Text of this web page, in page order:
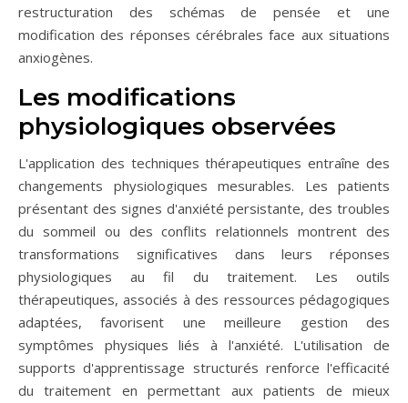
restructuration des schémas de pensée et une
modification des réponses cérébrales face aux situations
anxiogènes.
Les modifications
physiologiques observées
L'application des techniques thérapeutiques entraîne des
changements physiologiques mesurables. Les patients
présentant des signes d'anxiété persistante, des troubles
du sommeil ou des conflits relationnels montrent des
transformations significatives dans leurs réponses
physiologiques au fil du traitement. Les outils
thérapeutiques, associés à des ressources pédagogiques
adaptées, favorisent une meilleure gestion des
symptômes physiques liés à l'anxiété. L'utilisation de
supports d'apprentissage structurés renforce l'efficacité
du traitement en permettant aux patients de mieux